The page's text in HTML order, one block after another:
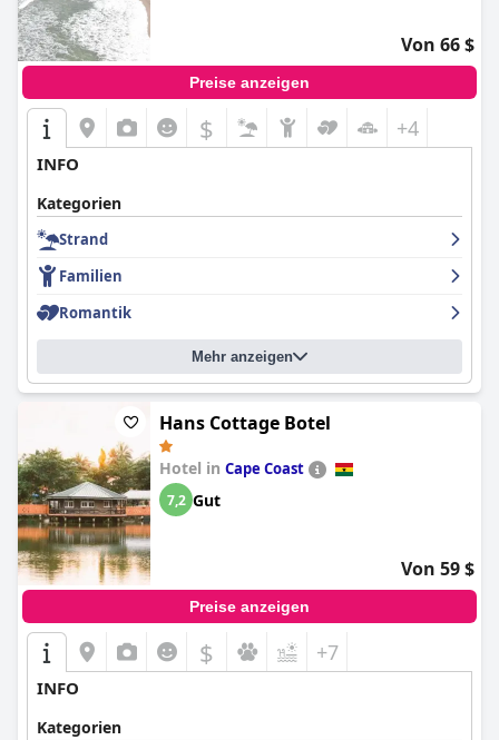
Von 66 $
Preise anzeigen
$ +4
INFO
Kategorien
Strand
Familien
Romantik
Mehr anzeigen
Hans Cottage Botel
Hotel in Cape Coast
7,2 Gut
Von 59 $
Preise anzeigen
$ +7
INFO
Kategorien